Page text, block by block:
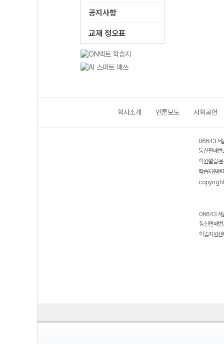
공지사항
교재 정오표
회사소개 언론보도 사회공헌
06643 서
통신판매
학원설립·
학습지원
06643 서
통신판매
학습지원